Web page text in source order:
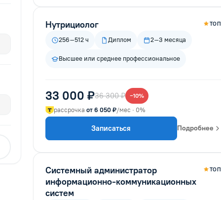
Нутрициолог ТОП
256–512 ч Диплом 2–3 месяца
Высшее или среднее профессиональное
33 000 ₽36 300 ₽ −10%
рассрочка от 6 050 ₽/мес · 0%
Записаться Подробнее
Системный администратор
информационно-коммуникационных
систем
ТОП